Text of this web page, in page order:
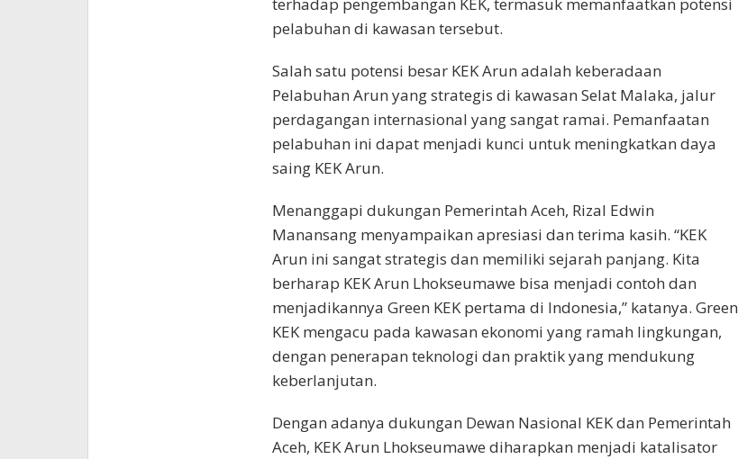
terhadap pengembangan KEK, termasuk memanfaatkan potensi
pelabuhan di kawasan tersebut.
Salah satu potensi besar KEK Arun adalah keberadaan
Pelabuhan Arun yang strategis di kawasan Selat Malaka, jalur
perdagangan internasional yang sangat ramai. Pemanfaatan
pelabuhan ini dapat menjadi kunci untuk meningkatkan daya
saing KEK Arun.
Menanggapi dukungan Pemerintah Aceh, Rizal Edwin
Manansang menyampaikan apresiasi dan terima kasih. “KEK
Arun ini sangat strategis dan memiliki sejarah panjang. Kita
berharap KEK Arun Lhokseumawe bisa menjadi contoh dan
menjadikannya Green KEK pertama di Indonesia,” katanya. Green
KEK mengacu pada kawasan ekonomi yang ramah lingkungan,
dengan penerapan teknologi dan praktik yang mendukung
keberlanjutan.
Dengan adanya dukungan Dewan Nasional KEK dan Pemerintah
Aceh, KEK Arun Lhokseumawe diharapkan menjadi katalisator